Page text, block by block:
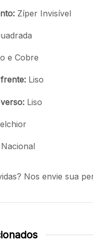
Zíper Invisível
e Cobre
Liso
Liso
Nacional
Nos envie sua